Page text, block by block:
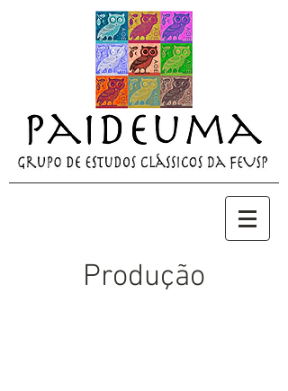
Produção